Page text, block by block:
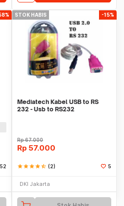
STOK HABIS -15%
Mediatech Kabel USB to RS
232 - Usb to RS232
Rp67.000
Rp 57.000
starstarstarstarstar_half (2) 5
DKI Jakarta